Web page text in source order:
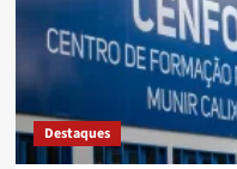
Destaques